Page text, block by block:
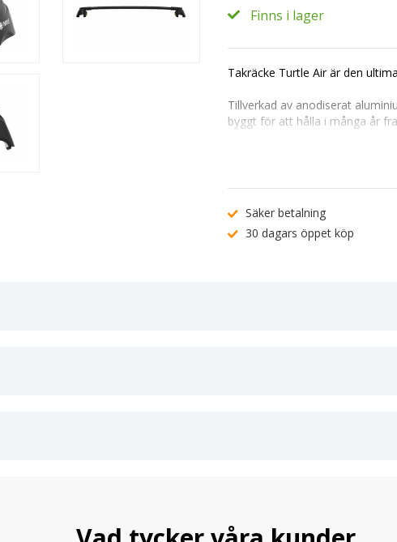
Finns i lager
Takräcke Turtle Air är den
Tillverkad av anodiserat
byggt för att hålla i många år
Dess mångsidighet gör det
lasthållare. Monteringen är en
Produktegenskaper:
Säker betalning
30 dagars öppet köp